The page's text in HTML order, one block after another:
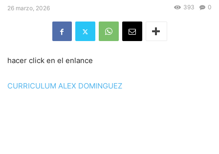
26 marzo, 2026 0
393
hacer click en el enlance
CURRICULUM ALEX DOMINGUEZ